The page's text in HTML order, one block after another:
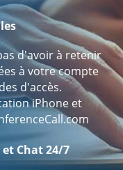
d'avoir à retenir
à votre compte
d'accès.
iPhone et
Chat 24/7